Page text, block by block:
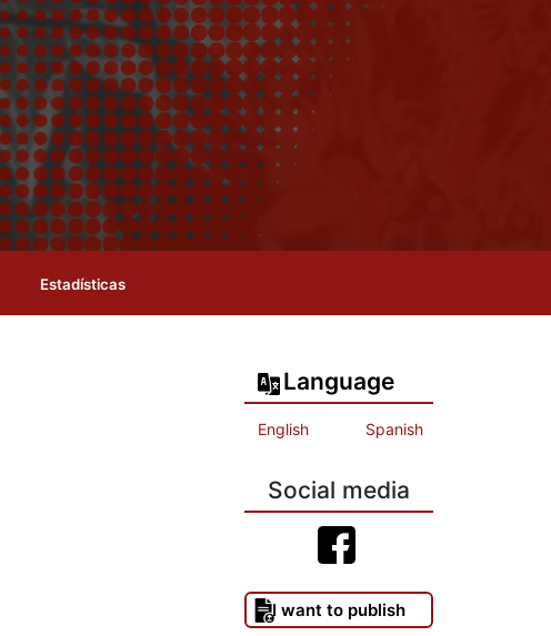
Estadísticas
Language
English Spanish
Social media
I want to publish